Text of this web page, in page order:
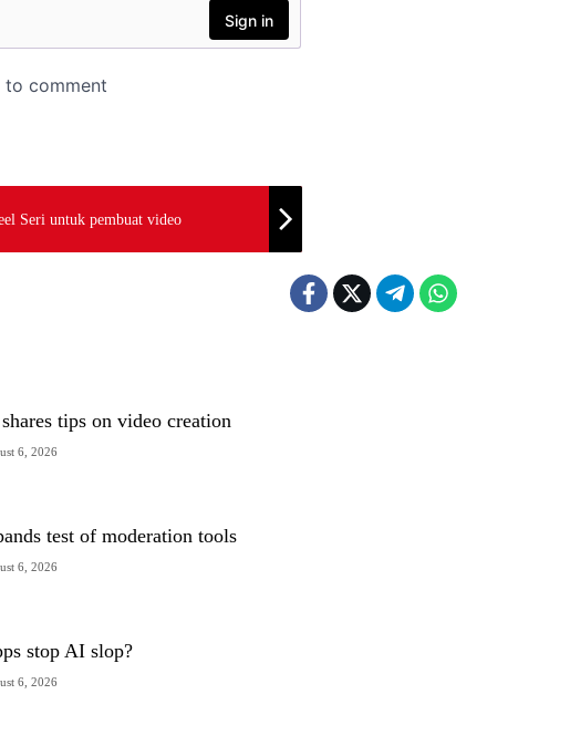
Seri untuk pembuat video
tips on video creation
6, 2026
test of moderation tools
6, 2026
stop AI slop?
6, 2026